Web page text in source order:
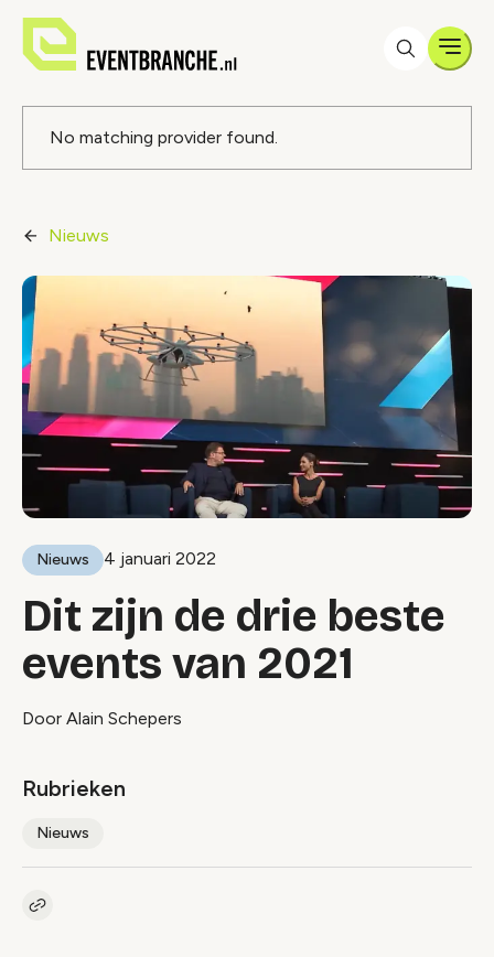
Foutmelding
No matching provider found.
Nieuws
Nieuws 4 januari 2022
Dit zijn de drie beste
events van 2021
Door Alain Schepers
Rubrieken
Nieuws
Kopieer link naar artikel